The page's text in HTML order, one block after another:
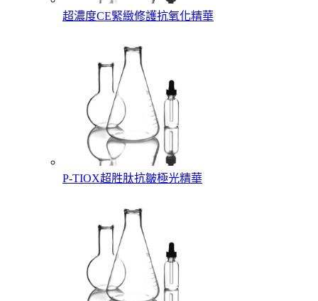
超濃度CE緊緻修護抗氧化精華
P-TIOX超胜肽抗皺極光精華